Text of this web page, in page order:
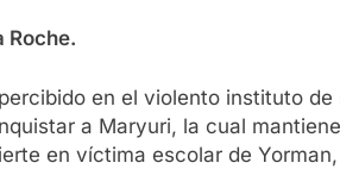
Roche.
en el violento instituto de
a Maryuri, la cual
en víctima escolar de